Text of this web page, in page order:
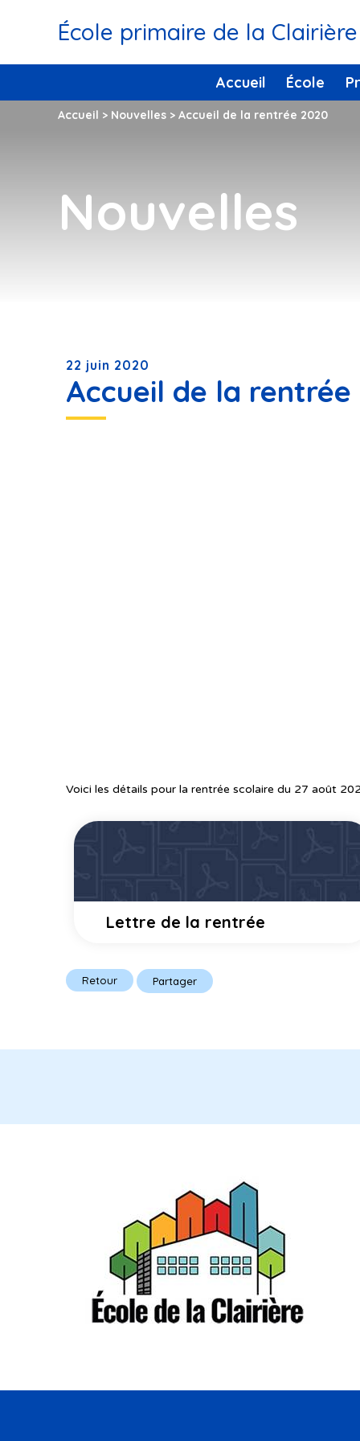
École primaire de la Clairière
Accueil École
Accueil > Nouvelles > Accueil de la rentrée 2020
Nouvelles
22 juin 2020
Accueil de la rentrée
Voici les détails pour la rentrée scolaire du 27 août
Lettre de la rentrée
Retour Partager